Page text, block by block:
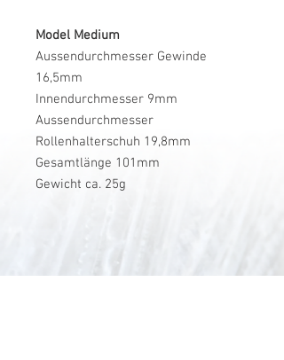
Model Medium
Aussendurchmesser Gewinde
16,5mm
Innendurchmesser 9mm
Aussendurchmesser
Rollenhalterschuh 19,8mm
Gesamtlänge 101mm
Gewicht ca. 25g